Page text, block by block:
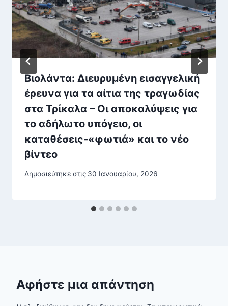
Βιολάντα: Διευρυμένη εισαγγελική
έρευνα για τα αίτια της τραγωδίας
στα Τρίκαλα – Οι αποκαλύψεις για
το αδήλωτο υπόγειο, οι
καταθέσεις-«φωτιά» και το νέο
βίντεο
Δημοσιεύτηκε στις 30 Ιανουαρίου, 2026
Αφήστε μια απάντηση